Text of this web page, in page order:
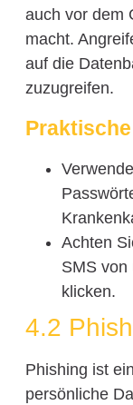
auch vor dem
macht.
auf die
zuzugreifen.
Achten
SMS von
klicken.
4.2
Phishing ist
persönliche